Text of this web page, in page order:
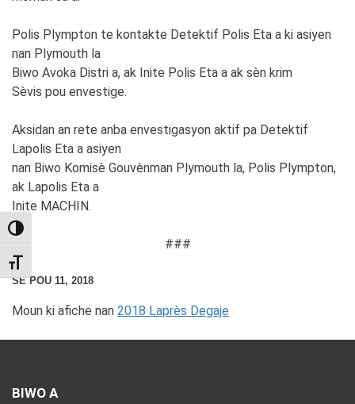
TOGGLE HIGH CONTRAST
TOGGLE FONT SIZE
Polis Plympton te kontakte Detektif Polis Eta a ki asiyen
nan Plymouth la
Biwo Avoka Distri a, ak Inite Polis Eta a ak sèn krim
Sèvis pou envestige.
Aksidan an rete anba envestigasyon aktif pa Detektif
Lapolis Eta a asiyen
nan Biwo Komisè Gouvènman Plymouth la, Polis Plympton,
ak Lapolis Eta a
Inite MACHIN.
###
SE POU 11, 2018
Moun ki afiche nan 2018 Laprès Degaje
BIWO A